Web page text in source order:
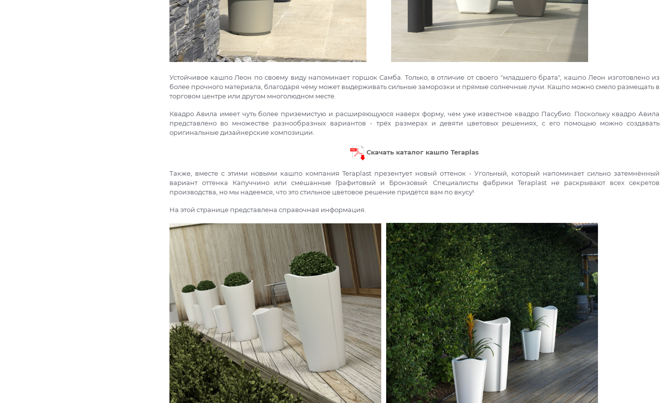
Устойчивое кашпо Леон по своему виду напоминает горшок Самба. Только, в отличие от своего "младшего брата", кашпо Леон изготовлено из
более прочного материала, благодаря чему может выдерживать сильные заморозки и прямые солнечные лучи. Кашпо можно смело размещать в
торговом центре или другом многолюдном месте.
Квадро Авила имеет чуть более приземистую и расширяющуюся наверх форму, чем уже известное квадро Пасубио. Поскольку квадро Авила
представлено во множестве разнообразных вариантов - трёх размерах и девяти цветовых решениях, с его помощью можно создавать
оригинальные дизайнерские композиции.
Скачать каталог кашпо Teraplas
Также, вместе с этими новыми кашпо компания Teraplast презентует новый оттенок - Угольный, который напоминает сильно затемнённый
вариант оттенка Капуччино или смешанные Графитовый и Бронзовый. Специалисты фабрики Teraplast не раскрывают всех секретов
производства, но мы надеемся, что это стильное цветовое решение придётся вам по вкусу!
На этой странице представлена справочная информация.